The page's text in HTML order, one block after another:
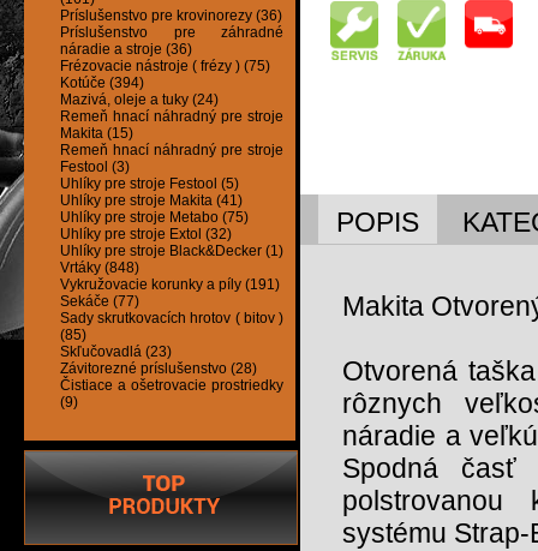
Príslušenstvo pre krovinorezy (36)
Príslušenstvo pre záhradné
náradie a stroje (36)
Frézovacie nástroje ( frézy ) (75)
Kotúče (394)
Mazivá, oleje a tuky (24)
Remeň hnací náhradný pre stroje
Makita (15)
Remeň hnací náhradný pre stroje
Festool (3)
Uhlíky pre stroje Festool (5)
Uhlíky pre stroje Makita (41)
Uhlíky pre stroje Metabo (75)
Uhlíky pre stroje Extol (32)
Uhlíky pre stroje Black&Decker (1)
Vrtáky (848)
Vykružovacie korunky a píly (191)
Sekáče (77)
Sady skrutkovacích hrotov ( bitov )
(85)
Skľučovadlá (23)
Závitorezné príslušenstvo (28)
Čistiace a ošetrovacie prostriedky
(9)
POPIS
Makita
Otvorená
rôznych
náradie a
Spodná časť
systému Strap-